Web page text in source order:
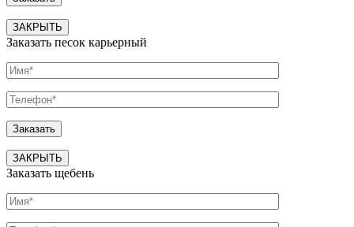
ЗАКРЫТЬ
Заказать песок карьерный
ЗАКРЫТЬ
Заказать щебень